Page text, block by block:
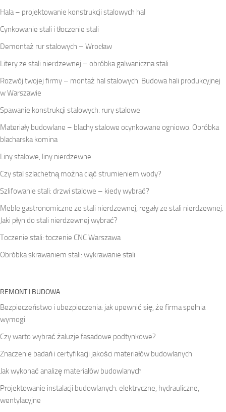
Hala – projektowanie konstrukcji stalowych hal
Cynkowanie stali i tłoczenie stali
Demontaż rur stalowych – Wrocław
Litery ze stali nierdzewnej – obróbka galwaniczna stali
Rozwój twojej firmy – montaż hal stalowych. Budowa hali produkcyjnej
w Warszawie
Spawanie konstrukcji stalowych: rury stalowe
Materiały budowlane – blachy stalowe ocynkowane ogniowo. Obróbka
blacharska komina
Liny stalowe, liny nierdzewne
Czy stal szlachetną można ciąć strumieniem wody?
Szlifowanie stali: drzwi stalowe – kiedy wybrać?
Meble gastronomiczne ze stali nierdzewnej, regały ze stali nierdzewnej.
Jaki płyn do stali nierdzewnej wybrać?
Toczenie stali: toczenie CNC Warszawa
Obróbka skrawaniem stali: wykrawanie stali
REMONT I BUDOWA
Bezpieczeństwo i ubezpieczenia: jak upewnić się, że firma spełnia
wymogi
Czy warto wybrać żaluzje fasadowe podtynkowe?
Znaczenie badań i certyfikacji jakości materiałów budowlanych
Jak wykonać analizę materiałów budowlanych
Projektowanie instalacji budowlanych: elektryczne, hydrauliczne,
wentylacyjne